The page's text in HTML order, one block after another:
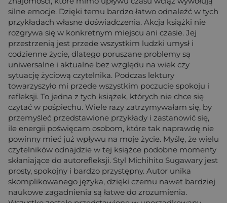
silne emocje. Dzięki temu bardzo łatwo odnaleźć w tych
przykładach własne doświadczenia. Akcja książki nie
rozgrywa się w konkretnym miejscu ani czasie. Jej
przestrzenią jest przede wszystkim ludzki umysł i
codzienne życie, dlatego poruszane problemy są
uniwersalne i aktualne bez względu na wiek czy
sytuację życiową czytelnika. Podczas lektury
towarzyszyło mi przede wszystkim poczucie spokoju i
refleksji. To jedna z tych książek, których nie chce się
czytać w pośpiechu. Wiele razy zatrzymywałam się, by
przemyśleć przedstawione przykłady i zastanowić się,
ile energii poświęcam osobom, które tak naprawdę nie
powinny mieć już wpływu na moje życie. Myślę, że wielu
czytelników odnajdzie w tej książce podobne momenty
skłaniające do autorefleksji. Styl Michihito Sugawary jest
prosty, spokojny i bardzo przystępny. Autor unika
skomplikowanego języka, dzięki czemu nawet bardziej
naukowe zagadnienia są łatwe do zrozumienia.